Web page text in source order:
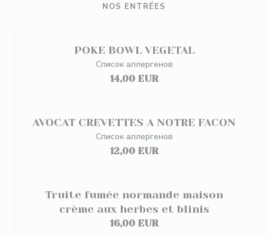
NOS ENTRÉES
POKE BOWL VEGETAL
Список аллергенов
14,00 EUR
AVOCAT CREVETTES A NOTRE FACON
Список аллергенов
12,00 EUR
Truite fumée normande maison
crème aux herbes et blinis
16,00 EUR